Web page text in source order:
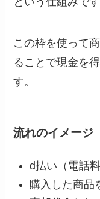
この枠を使って
ることで現金を
す。
流れのイメージ
d払い（電話
購入した商品